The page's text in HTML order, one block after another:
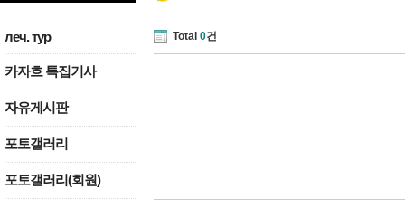
леч. тур
카자흐 특집기사
자유게시판
포토갤러리
포토갤러리(회원)
Total 0건